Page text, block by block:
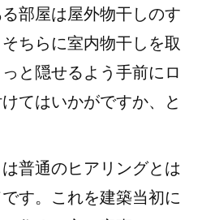
部屋は屋外物干しのす
ちらに室内物干しを取
と隠せるよう手前にロ
てはいかがですか、と
普通のヒアリングとは
す。これを建築当初に